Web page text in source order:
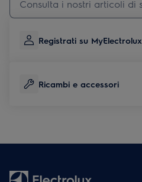
Registrati su MyElectrolux
Ricambi e accessori